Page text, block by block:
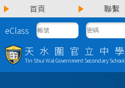
天水圍官立中學
Tin Shui Wai Government Secondary School
首頁 聯繫
eClass